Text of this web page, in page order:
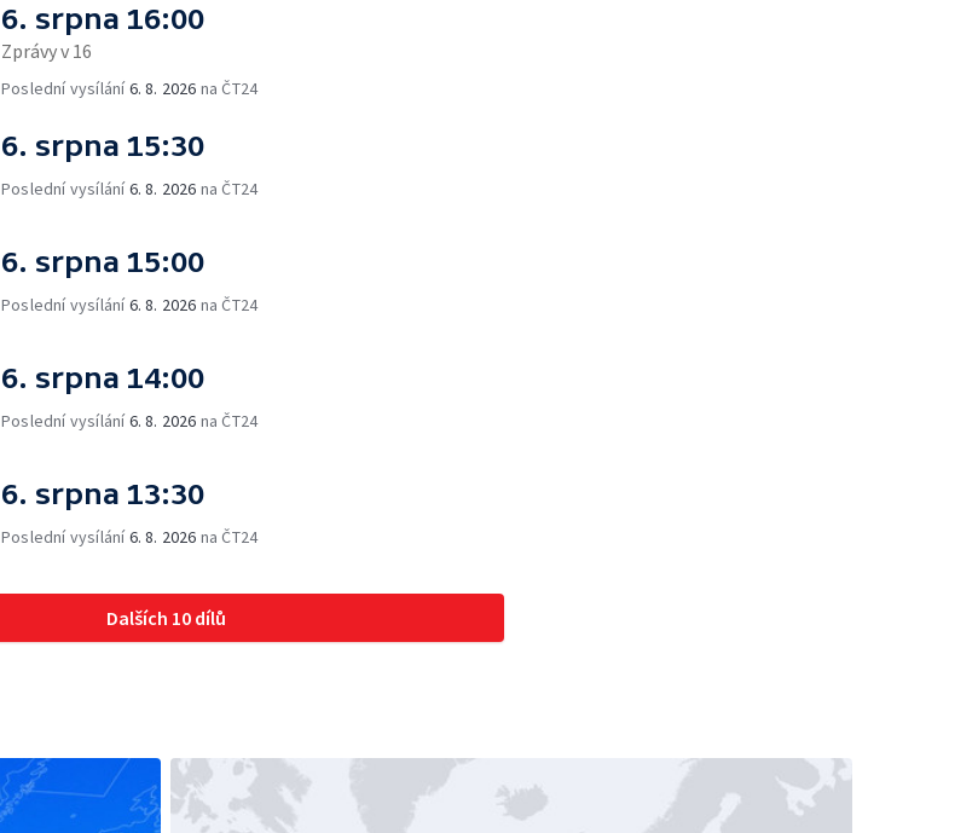
6. srpna 16:00
Zprávy v 16
Poslední vysílání6. 8. 2026 na ČT24
6. srpna 15:30
Poslední vysílání6. 8. 2026 na ČT24
6. srpna 15:00
Poslední vysílání6. 8. 2026 na ČT24
6. srpna 14:00
Poslední vysílání6. 8. 2026 na ČT24
6. srpna 13:30
Poslední vysílání6. 8. 2026 na ČT24
Dalších 10 dílů